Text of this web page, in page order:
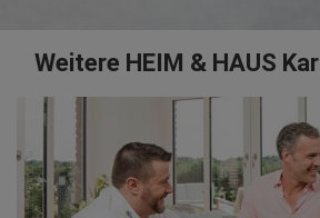
Weitere HEIM & HAUS